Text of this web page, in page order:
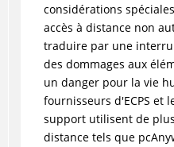
considérations
accès à distance non
traduire par une
des dommages aux
un danger pour la vie
fournisseurs d'ECPS et
support utilisent de
distance tels que